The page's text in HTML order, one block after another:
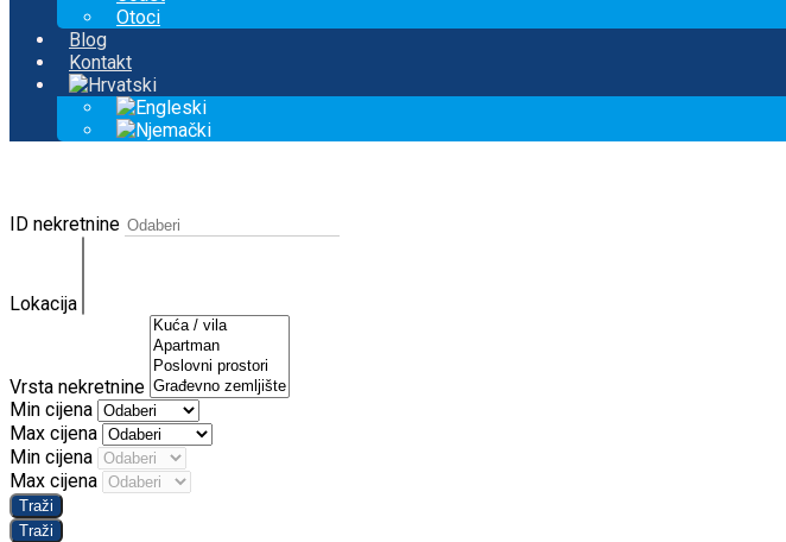
Otoci
Blog
Kontakt
ID nekretnine
Lokacija
Vrsta nekretnine
Min cijena
Max cijena
Min cijena
Max cijena